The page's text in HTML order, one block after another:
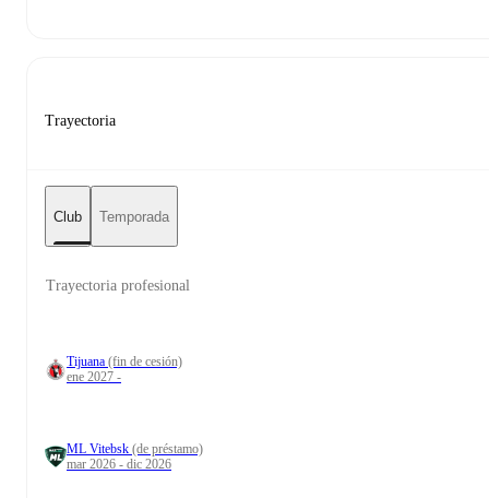
Trayectoria
Club Temporada
Trayectoria profesional
Tijuana (fin de cesión)
ene 2027 -
ML Vitebsk (de préstamo)
mar 2026 - dic 2026